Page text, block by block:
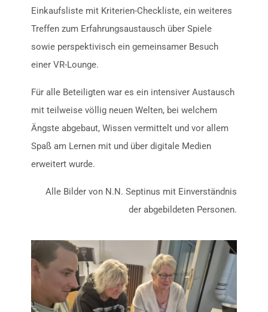
Einkaufsliste mit Kriterien-Checkliste, ein weiteres
Treffen zum Erfahrungsaustausch über Spiele
sowie perspektivisch ein gemeinsamer Besuch
einer VR-Lounge.
Für alle Beteiligten war es ein intensiver Austausch
mit teilweise völlig neuen Welten, bei welchem
Ängste abgebaut, Wissen vermittelt und vor allem
Spaß am Lernen mit und über digitale Medien
erweitert wurde.
Alle Bilder von N.N. Septinus mit Einverständnis
der abgebildeten Personen.